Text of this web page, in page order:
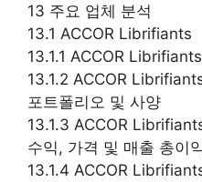
13 주요 업체 분석
13.1 ACCOR Librifiants
13.1.1 ACCOR
13.1.2 ACCOR
포트폴리오 및 사양
13.1.3 ACCOR
수익, 가격 및 매출 총이
13.1.4 ACCOR